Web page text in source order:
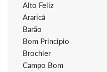
Alto Feliz
Araricá
Barão
Bom Principio
Brochier
Campo Bom